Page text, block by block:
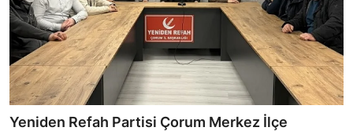
Toplum ve Yaşam
Sivil Toplum Kuruluşları
Kamu Kurumları ve Üst Kurullar
Yeniden Refah Partisi Çorum Merkez İlçe